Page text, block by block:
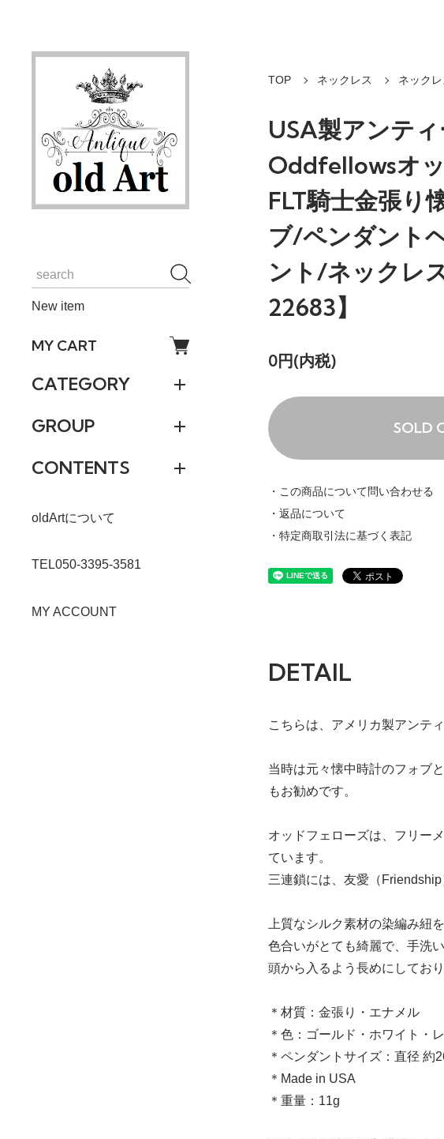
New item
MY CART
CATEGORY
GROUP
CONTENTS
oldArtについて
TEL050-3395-3581
MY ACCOUNT
TOP ネックレス ネックレ
USA製アンテ
Oddfellowsオ
FLT騎士金張り
ブ/ペンダント
ント/ネックレ
22683】
0円(内税)
SOLD
・この商品について問い合わせる
・返品について
・特定商取引法に基づく表記
DETAIL
こちらは、アメリカ製アンテ
当時は元々懐中時計のフォブ
もお勧めです。
オッドフェローズは、フリー
ています。
三連鎖には、友愛（
上質なシルク素材の染編み紐
色合いがとても綺麗で、手洗
頭から入るよう長めにしてお
＊材質：金張り・エナメル
＊色：ゴールド・ホワイト・
＊ペンダントサイズ：直径
＊Made in USA
＊重量：11g